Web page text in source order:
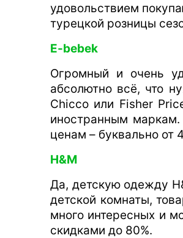
удовольствием
турецкой розницы
E-bebek
Огромный и очень
абсолютно всё, что
Chicco или Fisher
иностранным
ценам – буквально от
H&M
Да, детскую одежду
детской комнаты,
много интересных и
скидками до 80%.